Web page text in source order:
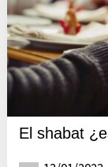
El shabat